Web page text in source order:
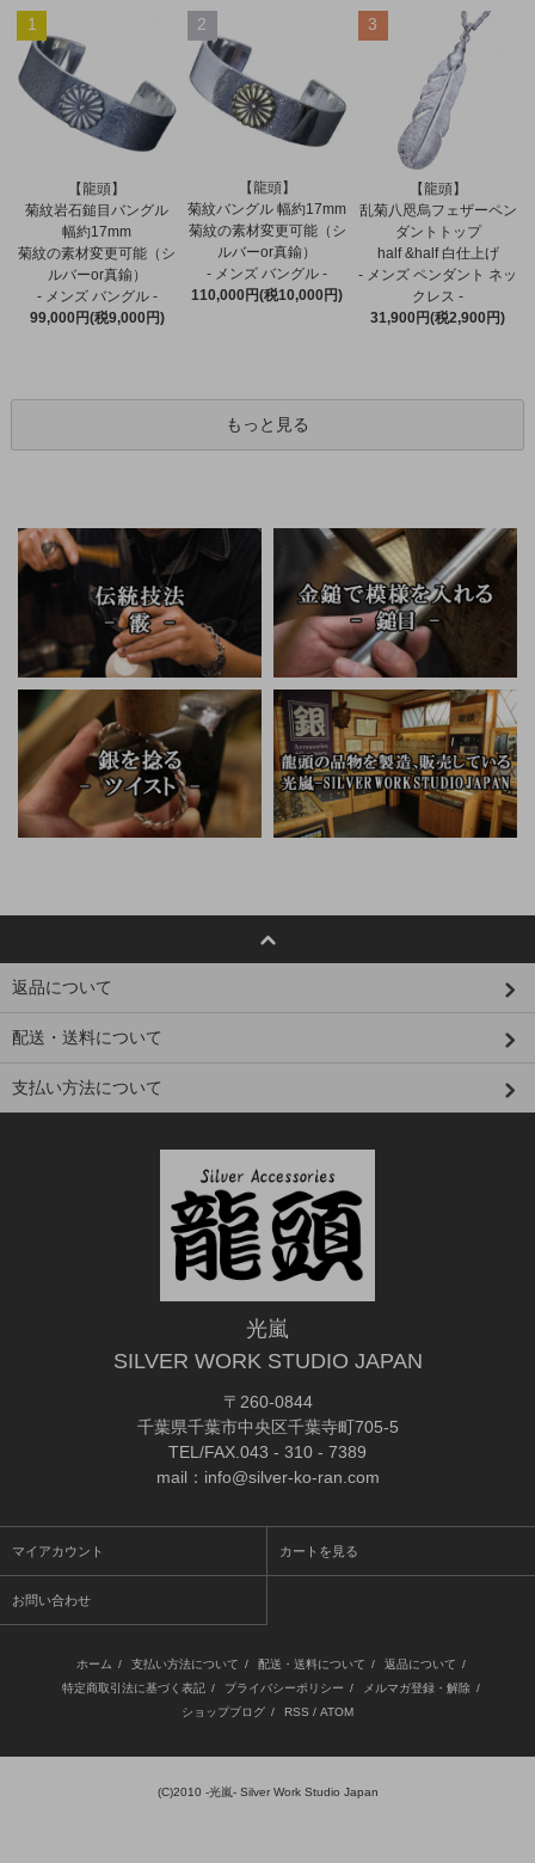
1
【龍頭】
菊紋岩石鎚目バングル
幅約17mm
菊紋の素材変更可能（シ
ルバーor真鍮）
- メンズ バングル -
99,000円(税9,000円)
2
【龍頭】
菊紋バングル 幅約17mm
菊紋の素材変更可能（シ
ルバーor真鍮）
- メンズ バングル -
110,000円(税10,000円)
3
【龍頭】
乱菊八咫烏フェザーペン
ダントトップ
half &half 白仕上げ
- メンズ ペンダント ネッ
クレス -
31,900円(税2,900円)
もっと見る
返品について
配送・送料について
支払い方法について
光嵐
SILVER WORK STUDIO JAPAN
〒260-0844
千葉県千葉市中央区千葉寺町705-5
TEL/FAX.043 - 310 - 7389
mail：info@silver-ko-ran.com
マイアカウント カートを見る
お問い合わせ
ホーム / 支払い方法について / 配送・送料について / 返品について /
特定商取引法に基づく表記 / プライバシーポリシー / メルマガ登録・解除 /
ショップブログ / RSS / ATOM
(C)2010 -光嵐- Silver Work Studio Japan